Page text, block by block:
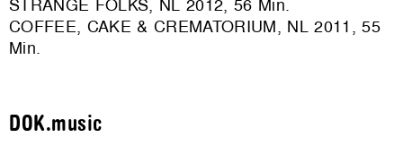
STRANGE FOLKS, NL 2012, 56 Min.
COFFEE, CAKE & CREMATORIUM, NL 2011, 55
Min.
DOK.music